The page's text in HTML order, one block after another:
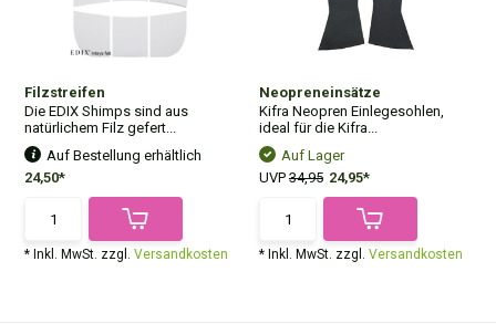
Filzstreifen
Die EDIX Shimps sind aus
natürlichem Filz gefert...
Auf Bestellung erhältlich
24,50*
* Inkl. MwSt. zzgl.Versandkosten
Neopreneinsätze
Kifra Neopren Einlegesohlen,
ideal für die Kifra...
Auf Lager
UVP 34,95 24,95*
* Inkl. MwSt. zzgl. Versandkosten